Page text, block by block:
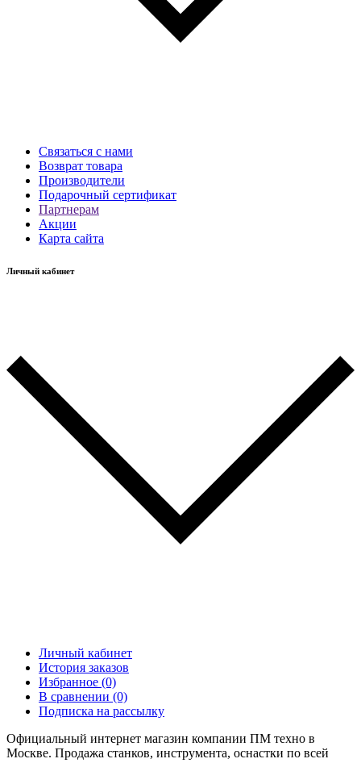
Связаться с нами
Возврат товара
Производители
Подарочный сертификат
Партнерам
Акции
Карта сайта
Личный кабинет
Личный кабинет
История заказов
Избранное (0)
В сравнении (0)
Подписка на рассылку
Официальный интернет магазин компании ПМ техно в
Москве. Продажа станков, инструмента, оснастки по всей